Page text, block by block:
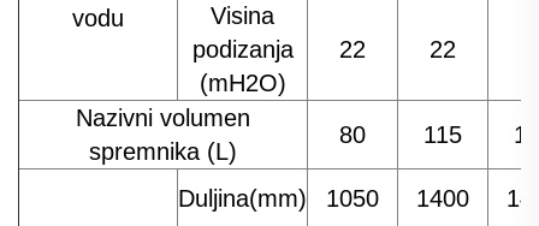
vodu
Visina
podizanja
(mH2O)
22 22
Nazivni volumen
spremnika (L)
80 115
Duljina(mm) 1050 1400